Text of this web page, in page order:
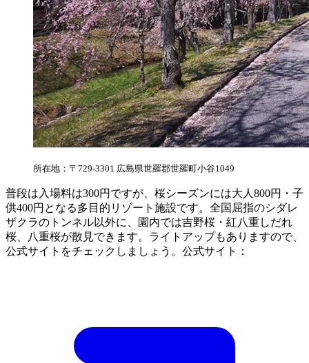
所在地：〒729-3301 広島県世羅郡世羅町小谷1049
普段は入場料は300円ですが、桜シーズンには大人800円・子
供400円となる多目的リゾート施設です。全国屈指のシダレ
ザクラのトンネル以外に、園内では吉野桜・紅八重しだれ
桜、八重桜が散見できます。ライトアップもありますので、
公式サイトをチェックしましょう。公式サイト：